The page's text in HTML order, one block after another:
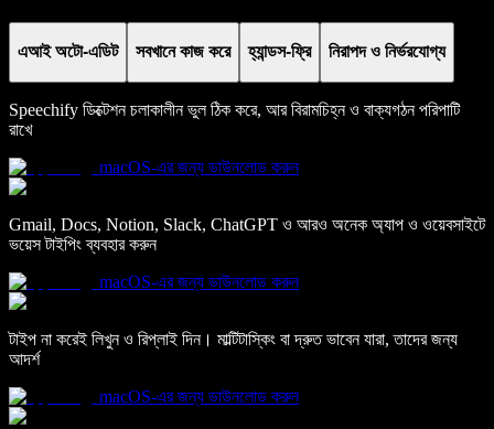
এআই অটো-এডিট সবখানে কাজ করে হ্যান্ডস-ফ্রি নিরাপদ ও নির্ভরযোগ্য
Speechify ডিক্টেশন চলাকালীন ভুল ঠিক করে, আর বিরামচিহ্ন ও বাক্যগঠন পরিপাটি
রাখে
macOS-এর জন্য ডাউনলোড করুন
Gmail, Docs, Notion, Slack, ChatGPT ও আরও অনেক অ্যাপ ও ওয়েবসাইটে
ভয়েস টাইপিং ব্যবহার করুন
macOS-এর জন্য ডাউনলোড করুন
টাইপ না করেই লিখুন ও রিপ্লাই দিন। মাল্টিটাস্কিং বা দ্রুত ভাবেন যারা, তাদের জন্য
আদর্শ
macOS-এর জন্য ডাউনলোড করুন